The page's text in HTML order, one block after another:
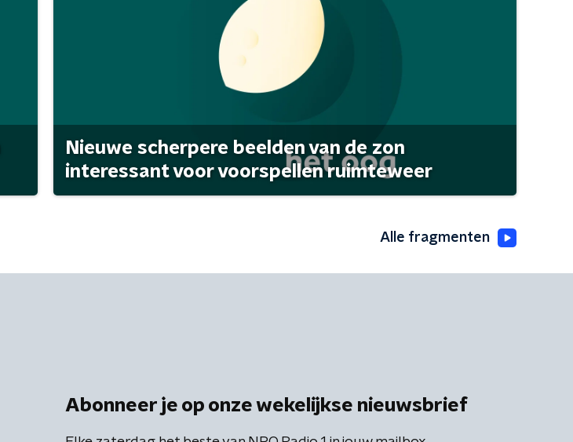
Nieuwe scherpere beelden van de zon
interessant voor voorspellen ruimteweer
Alle fragmenten
Abonneer je op onze wekelijkse nieuwsbrief